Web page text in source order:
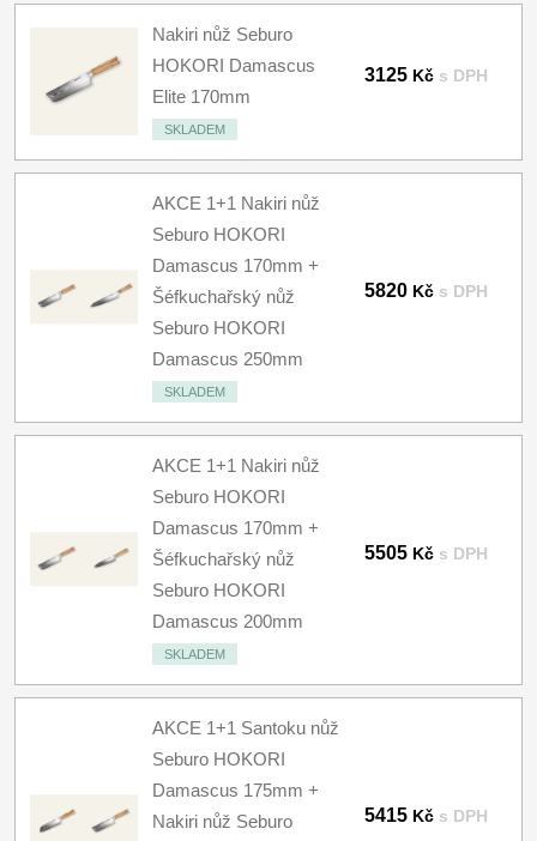
Nakiri nůž Seburo
HOKORI Damascus
Elite 170mm
SKLADEM
3125 Kč s DPH
AKCE 1+1 Nakiri nůž
Seburo HOKORI
Damascus 170mm +
Šéfkuchařský nůž
Seburo HOKORI
Damascus 250mm
SKLADEM
5820 Kč s DPH
AKCE 1+1 Nakiri nůž
Seburo HOKORI
Damascus 170mm +
Šéfkuchařský nůž
Seburo HOKORI
Damascus 200mm
SKLADEM
5505 Kč s DPH
AKCE 1+1 Santoku nůž
Seburo HOKORI
Damascus 175mm +
Nakiri nůž Seburo
5415 Kč s DPH